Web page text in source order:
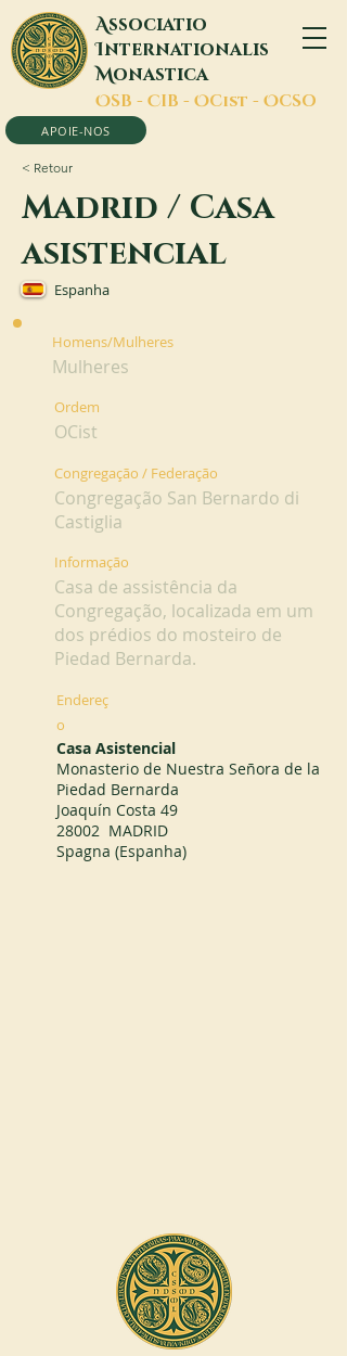
Associatio
Internationalis
Monastica
OSB - CIB - OCist - OCSO
APOIE-NOS
< Retour
Madrid / Casa
asistencial
Espanha
Homens/Mulheres
Mulheres
Ordem
OCist
Congregação / Federação
Congregação San Bernardo di
Castiglia
Informação
Casa de assistência da
Congregação, localizada em um
dos prédios do mosteiro de
Piedad Bernarda.
Endereç
o
Casa Asistencial
Monasterio de Nuestra Señora de la
Piedad Bernarda
Joaquín Costa 49
28002 MADRID
Spagna (Espanha)